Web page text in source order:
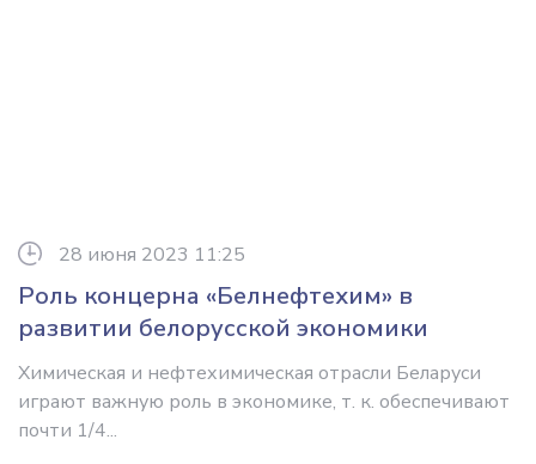
28 июня 2023 11:25
Роль концерна «Белнефтехим» в
развитии белорусской экономики
Химическая и нефтехимическая отрасли Беларуси
играют важную роль в экономике, т. к. обеспечивают
почти 1/4...